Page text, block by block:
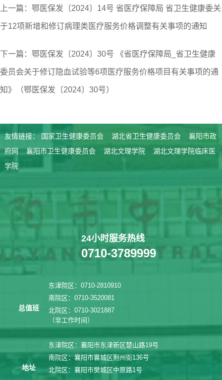
上一篇：鄂医保发〔2024〕14号 省医疗保障局 省卫生健康委关
于12项新增和修订病理类医疗服务价格调整有关事项的通知
下一篇：鄂医保发〔2024〕30号 《省医疗保障局_省卫生健康
委员会关于修订隐血试验等6项医疗服务价格项目有关事项的通
知》（鄂医保发〔2024〕30号）
友情链接： 国家卫生健康委员会 湖北省卫生健康委员会
襄阳市政
府网
襄阳市卫生健康委员会 湖北文理学院
湖北文理学院临床医
学院
24小时服务热线
0710-3789999
总值班
东津院区：0710-2810910
南院区：0710-3520081
北院区：0710-3021887
（非工作时间）
地址
东津院区：襄阳市东津新区楚山路19号
南院区：襄阳市襄城区荆州街136号
北院区：襄阳市樊城区中原路1号